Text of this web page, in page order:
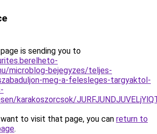
is sending you to
microblog-bejegyzes/teljes-
meg-a-felesleges-targyaktol-
karakoszorcsok/
to visit that page, you can return to
.